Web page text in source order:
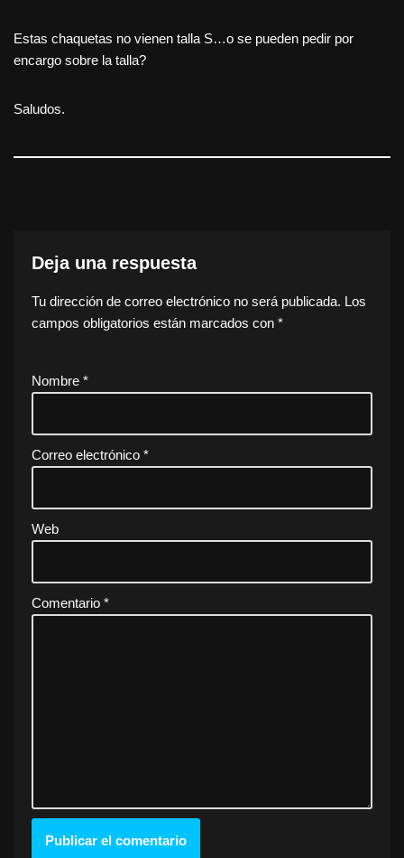
Estas chaquetas no vienen talla S…o se pueden pedir por
encargo sobre la talla?
Saludos.
Deja una respuesta
Tu dirección de correo electrónico no será publicada. Los
campos obligatorios están marcados con *
Nombre *
Correo electrónico *
Web
Comentario *